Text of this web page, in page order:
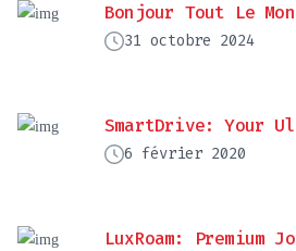
Bonjour Tout Le
31 octobre 2024
SmartDrive: Your
6 février 2020
LuxRoam: Premium